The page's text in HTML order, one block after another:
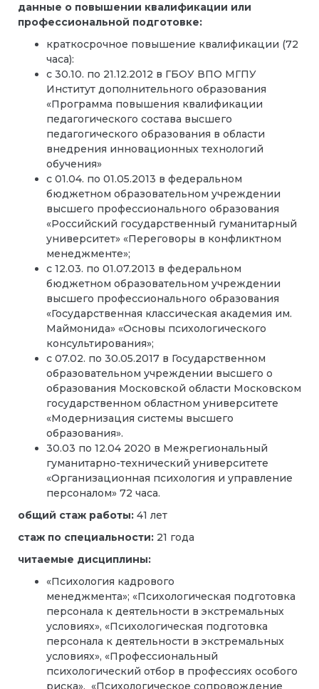
данные о повышении квалификации или
профессиональной подготовке:
краткосрочное повышение квалификации (72
часа):
с 30.10. по 21.12.2012 в ГБОУ ВПО МГПУ
Институт дополнительного образования
«Программа повышения квалификации
педагогического состава высшего
педагогического образования в области
внедрения инновационных технологий
обучения»
с 01.04. по 01.05.2013 в федеральном
бюджетном образовательном учреждении
высшего профессионального образования
«Российский государственный гуманитарный
университет» «Переговоры в конфликтном
менеджменте»;
с 12.03. по 01.07.2013 в федеральном
бюджетном образовательном учреждении
высшего профессионального образования
«Государственная классическая академия им.
Маймонида» «Основы психологического
консультирования»;
с 07.02. по 30.05.2017 в Государственном
образовательном учреждении высшего о
образования Московской области Московском
государственном областном университете
«Модернизация системы высшего
образования».
30.03 по 12.04 2020 в Межрегиональный
гуманитарно-технический университете
«Организационная психология и управление
персоналом» 72 часа.
общий стаж работы: 41 лет
стаж по специальности: 21 года
читаемые дисциплины:
«Психология кадрового
менеджмента»; «Психологическая подготовка
персонала к деятельности в экстремальных
условиях», «Психологическая подготовка
персонала к деятельности в экстремальных
условиях», «Профессиональный
психологический отбор в профессиях особого
риска», «Психологическое сопровождение